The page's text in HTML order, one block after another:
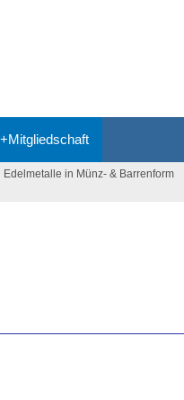
+Mitgliedschaft
Edelmetalle in Münz- & Barrenform